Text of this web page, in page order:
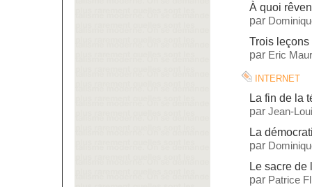
À quoi
par
Trois leçons
par Eric
internet
La fin de la
par Jean-
La
par
Le sacre de
par Patrice